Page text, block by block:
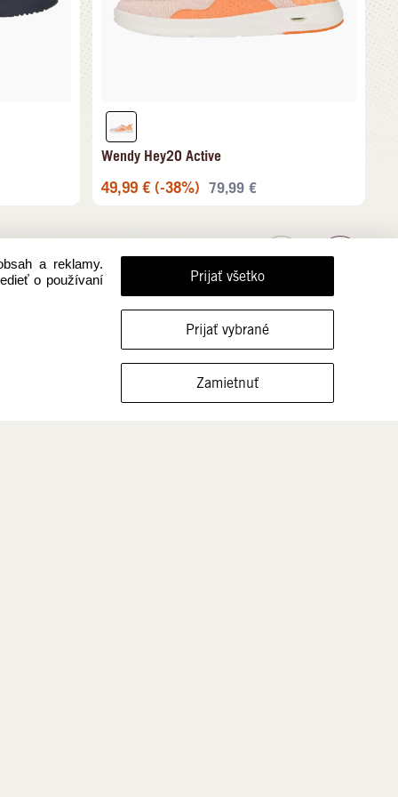
FILTROVAŤ VEĽKOSTI
Wendy Hey2O Active
49,99 € (-38%) 79,99 €
a reklamy.
o používaní
Prijať všetko
Prijať vybrané
Zamietnuť